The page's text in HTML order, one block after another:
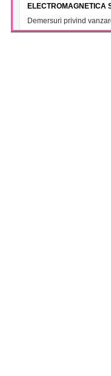
ELECTROMAGNETICA
Demersuri privind